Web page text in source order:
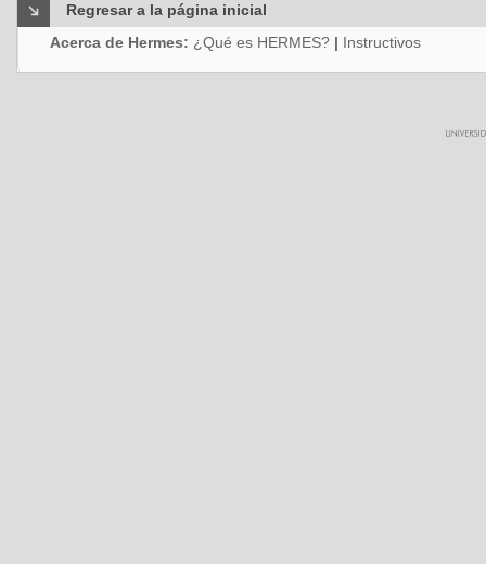
Regresar a la página inicial
Acerca de Hermes: ¿Qué es HERMES? | Instructivos